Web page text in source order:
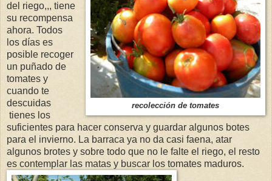
recolección de tomates
del riego,,, tiene
su recompensa
ahora. Todos
los días es
posible recoger
un puñado de
tomates y
cuando te
descuidas
tienes los
suficientes para hacer conserva y guardar algunos botes
para el invierno. La barraca ya no da casi faena, atar
algunos brotes y sobre todo que no le falte el riego, el resto
es contemplar las matas y buscar los tomates maduros.